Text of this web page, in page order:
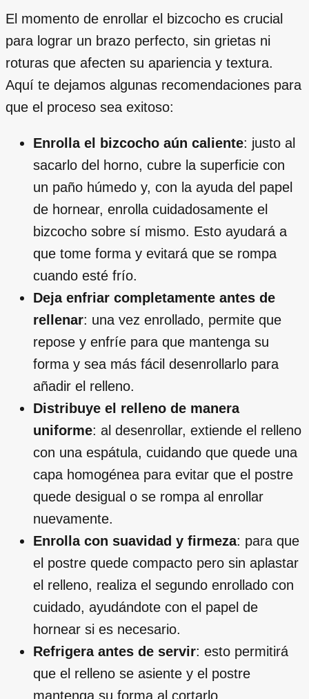
El momento de enrollar el bizcocho es crucial
para lograr un brazo perfecto, sin grietas ni
roturas que afecten su apariencia y textura.
Aquí te dejamos algunas recomendaciones para
que el proceso sea exitoso:
Enrolla el bizcocho aún caliente: justo al
sacarlo del horno, cubre la superficie con
un paño húmedo y, con la ayuda del papel
de hornear, enrolla cuidadosamente el
bizcocho sobre sí mismo. Esto ayudará a
que tome forma y evitará que se rompa
cuando esté frío.
Deja enfriar completamente antes de
rellenar: una vez enrollado, permite que
repose y enfríe para que mantenga su
forma y sea más fácil desenrollarlo para
añadir el relleno.
Distribuye el relleno de manera
uniforme: al desenrollar, extiende el relleno
con una espátula, cuidando que quede una
capa homogénea para evitar que el postre
quede desigual o se rompa al enrollar
nuevamente.
Enrolla con suavidad y firmeza: para que
el postre quede compacto pero sin aplastar
el relleno, realiza el segundo enrollado con
cuidado, ayudándote con el papel de
hornear si es necesario.
Refrigera antes de servir: esto permitirá
que el relleno se asiente y el postre
mantenga su forma al cortarlo.